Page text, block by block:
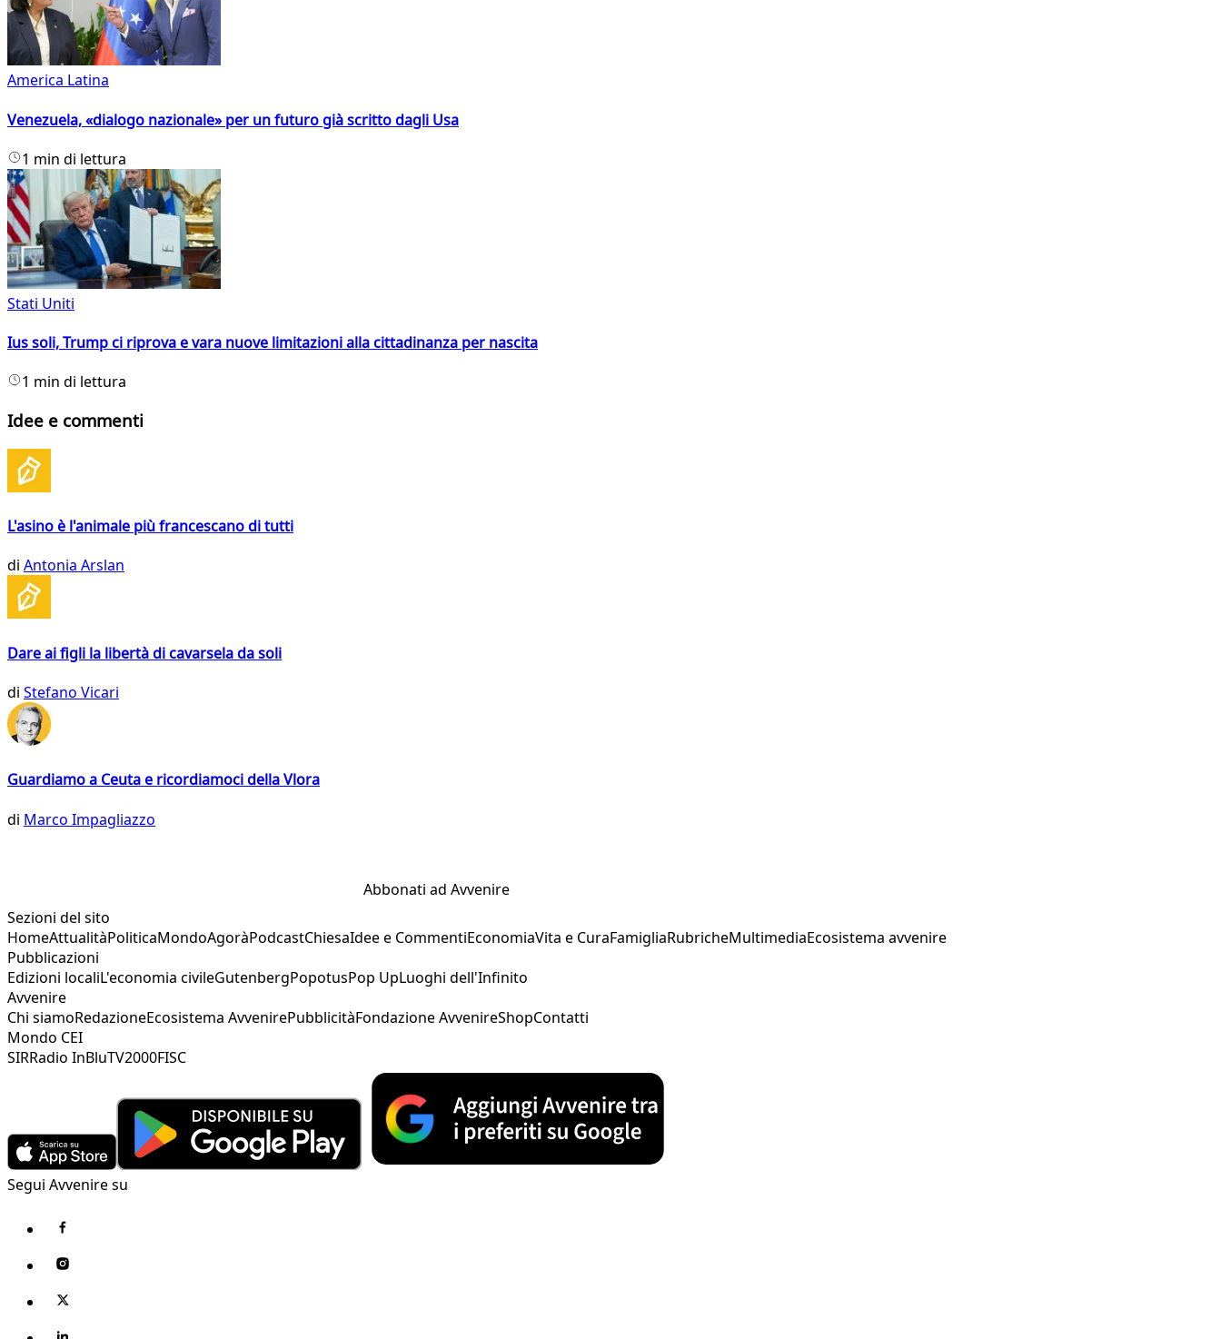
America Latina
Venezuela, «dialogo nazionale» per un futuro già scritto dagli Usa
1 min di lettura
Stati Uniti
Ius soli, Trump ci riprova e vara nuove limitazioni alla cittadinanza per nascita
1 min di lettura
Idee e commenti
L'asino è l'animale più francescano di tutti
di Antonia Arslan
Dare ai figli la libertà di cavarsela da soli
di Stefano Vicari
Guardiamo a Ceuta e ricordiamoci della Vlora
di Marco Impagliazzo
Abbonati ad Avvenire
Sezioni del sito
HomeAttualitàPoliticaMondoAgoràPodcastChiesaIdee e CommentiEconomiaVita e CuraFamigliaRubricheMultimediaEcosistema avvenire
Pubblicazioni
Edizioni localiL'economia civileGutenbergPopotusPop UpLuoghi dell'Infinito
Avvenire
Chi siamoRedazioneEcosistema AvvenirePubblicitàFondazione AvvenireShopContatti
Mondo CEI
SIRRadio InBluTV2000FISC
Segui Avvenire su